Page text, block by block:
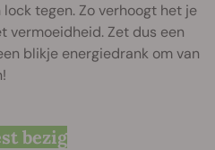
tegen. Zo verhoogt het je
vermoeidheid. Zet dus een
blikje energiedrank om van
bezig